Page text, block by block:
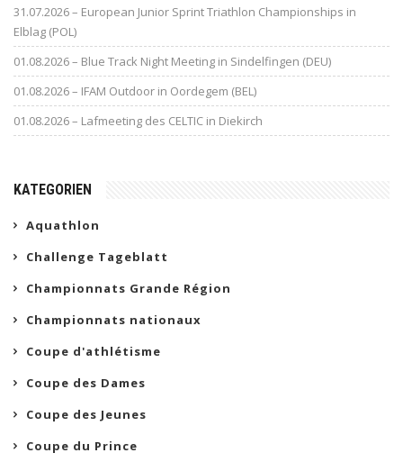
31.07.2026 – European Junior Sprint Triathlon Championships in
Elblag (POL)
01.08.2026 – Blue Track Night Meeting in Sindelfingen (DEU)
01.08.2026 – IFAM Outdoor in Oordegem (BEL)
01.08.2026 – Lafmeeting des CELTIC in Diekirch
KATEGORIEN
Aquathlon
Challenge Tageblatt
Championnats Grande Région
Championnats nationaux
Coupe d'athlétisme
Coupe des Dames
Coupe des Jeunes
Coupe du Prince